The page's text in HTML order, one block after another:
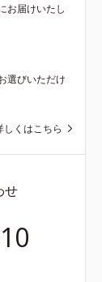
お届けいたし
選びいただけ
しくはこちら
せ